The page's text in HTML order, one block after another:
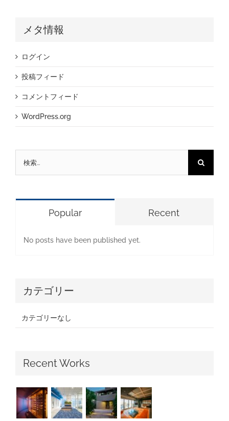
メタ情報
ログイン
投稿フィード
コメントフィード
WordPress.org
Popular Recent
No posts have been published yet.
カテゴリー
カテゴリーなし
Recent Works